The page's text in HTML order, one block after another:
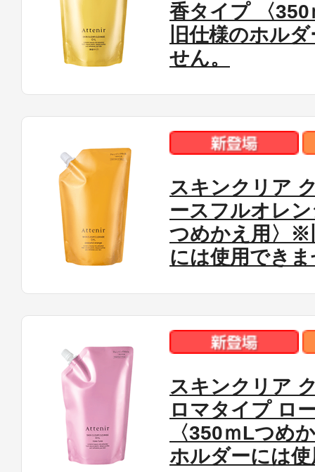
香タイプ 〈
旧仕様のホル
せん。
スキンクリア
ースフルオレ
つめかえ用〉※
には使用でき
スキンクリア
ロマタイプ ロ
〈350ｍLつめ
ホルダーには